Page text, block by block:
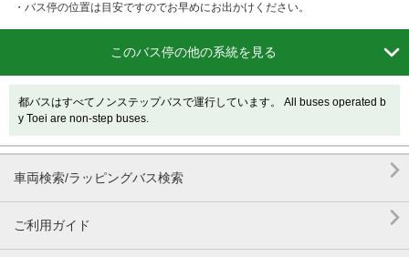
・バス停の位置は目安ですのでお早めにお出かけください。
このバス停の他の系統を見る 
都バスはすべてノンステップバスで運行しています。 All buses operated b
y Toei are non-step buses.
車両検索/ラッピングバス検索 
ご利用ガイド
